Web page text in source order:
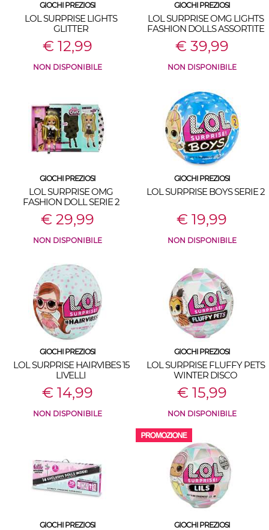
GIOCHI PREZIOSI
LOL SURPRISE LIGHTS
GLITTER
€ 12,99
NON DISPONIBILE
GIOCHI PREZIOSI
LOL SURPRISE OMG LIGHTS
FASHION DOLLS ASSORTITE
€ 39,99
NON DISPONIBILE
GIOCHI PREZIOSI
LOL SURPRISE OMG
FASHION DOLL SERIE 2
ASSORTITE
€ 29,99
NON DISPONIBILE
GIOCHI PREZIOSI
LOL SURPRISE BOYS SERIE 2
€ 19,99
NON DISPONIBILE
GIOCHI PREZIOSI
LOL SURPRISE HAIRVIBES 15
LIVELLI
€ 14,99
NON DISPONIBILE
GIOCHI PREZIOSI
LOL SURPRISE FLUFFY PETS
WINTER DISCO
€ 15,99
NON DISPONIBILE
GIOCHI PREZIOSI GIOCHI PREZIOSI